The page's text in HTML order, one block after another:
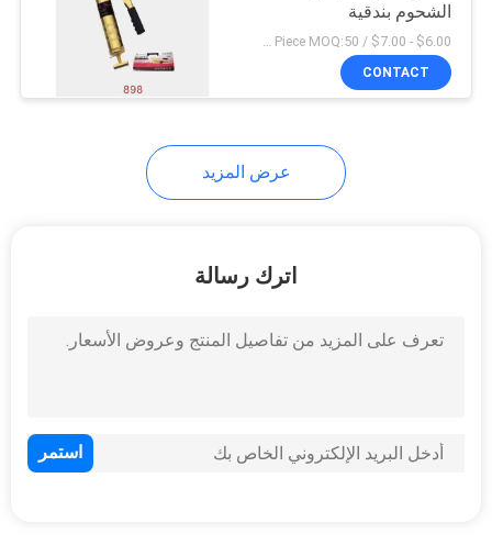
قطع غيار حفارة
11
الشحوم بندقية
$6.00 - $7.00 / Piece MOQ:50 قطعة / قطع
CONTACT
عرض المزيد
اترك رسالة